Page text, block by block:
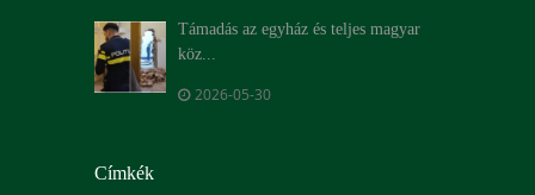
Támadás az egyház és teljes magyar
köz...
2026-05-30
Címkék